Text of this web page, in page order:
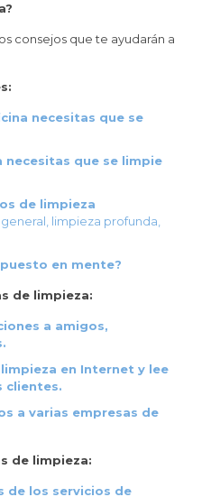
consejos que te ayudarán a
necesitas que se
necesitas que se limpie
de limpieza
limpieza profunda,
en mente?
de limpieza:
a amigos,
en Internet y lee
clientes.
a varias empresas de
de limpieza:
de los servicios de